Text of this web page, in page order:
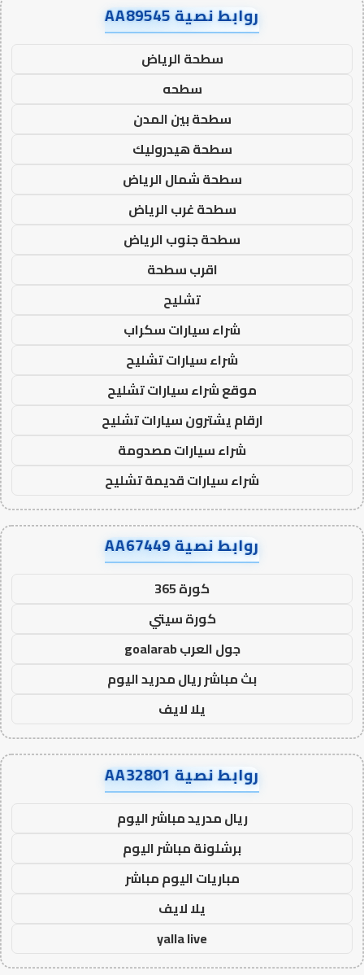
روابط نصية AA89545
سطحة الرياض
سطحه
سطحة بين المدن
سطحة هيدروليك
سطحة شمال الرياض
سطحة غرب الرياض
سطحة جنوب الرياض
اقرب سطحة
تشليح
شراء سيارات سكراب
شراء سيارات تشليح
موقع شراء سيارات تشليح
ارقام يشترون سيارات تشليح
شراء سيارات مصدومة
شراء سيارات قديمة تشليح
روابط نصية AA67449
كورة 365
كورة سيتي
جول العرب goalarab
بث مباشر ريال مدريد اليوم
يلا لايف
روابط نصية AA32801
ريال مدريد مباشر اليوم
برشلونة مباشر اليوم
مباريات اليوم مباشر
يلا لايف
yalla live